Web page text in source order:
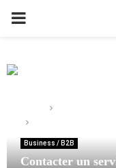
PRIMARY
Business / B2B
Contacter un